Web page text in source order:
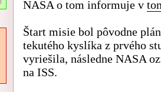
NASA o tom informuje v
Štart misie bol pôvodne
tekutého kyslíka z prvého
vyriešila, následne NASA
na ISS.